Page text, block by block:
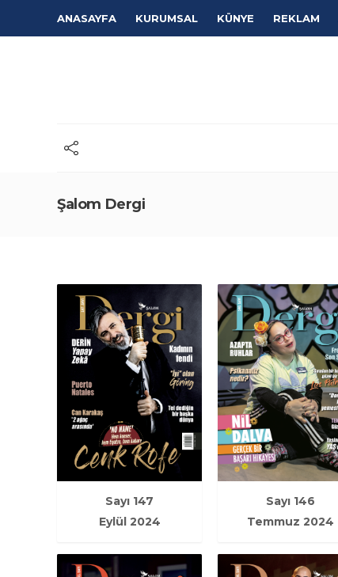
ANASAYFA KURUMSAL KÜNYE REKLAM
Şalom Dergi
Sayı 147
Eylül 2024
Sayı 146
Temmuz 2024